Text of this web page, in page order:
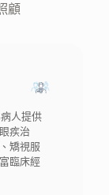
顧
人提供
疾治
矯視服
臨床經